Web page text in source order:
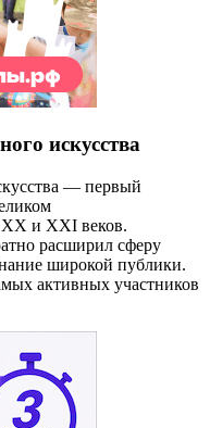
искусства
— первый
XX и XXI веков.
расширил сферу
широкой публики.
активных участников